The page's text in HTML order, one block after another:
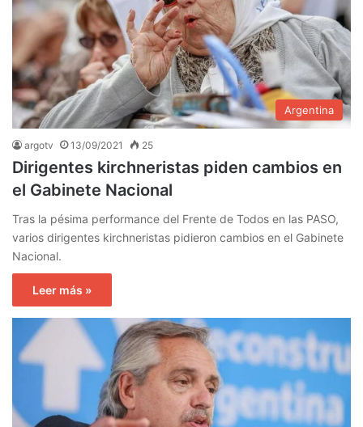
Argentina
argotv 13/09/2021 25
Dirigentes kirchneristas piden cambios en
el Gabinete Nacional
Tras la pésima performance del Frente de Todos en las PASO,
varios dirigentes kirchneristas pidieron cambios en el Gabinete
Nacional.
Leer más »